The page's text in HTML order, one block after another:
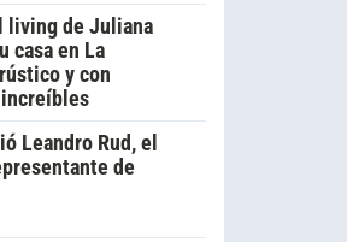
living de Juliana
casa en La
y con
Leandro Rud, el
de